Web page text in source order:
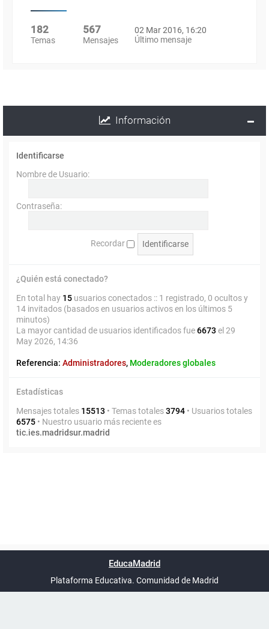
182
Temas
567
Mensajes
02 Mar 2016, 16:20
Último mensaje
Información
Identificarse
Nombre de Usuario:
Contraseña:
Recordar
¿Quién está conectado?
En total hay 15 usuarios conectados :: 1 registrado, 0 ocultos y
14 invitados (basados en usuarios activos en los últimos 5
minutos)
La mayor cantidad de usuarios identificados fue6673 el 29
May 2026, 14:36
Referencia: Administradores, Moderadores globales
Estadísticas
Mensajes totales 15513 • Temas totales3794 • Usuarios totales
6575 • Nuestro usuario más reciente es
tic.ies.madridsur.madrid
UTC+02:00
phpBB España
EducaMadrid
Plataforma Educativa. Comunidad de Madrid